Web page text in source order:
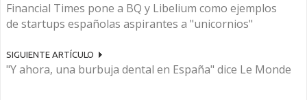
Financial Times pone a BQ y Libelium como ejemplos
de startups españolas aspirantes a "unicornios"
SIGUIENTE ARTÍCULO
"Y ahora, una burbuja dental en España" dice Le Monde